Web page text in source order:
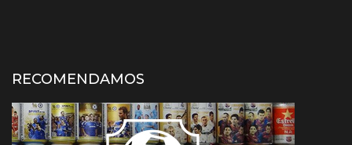
RECOMENDAMOS